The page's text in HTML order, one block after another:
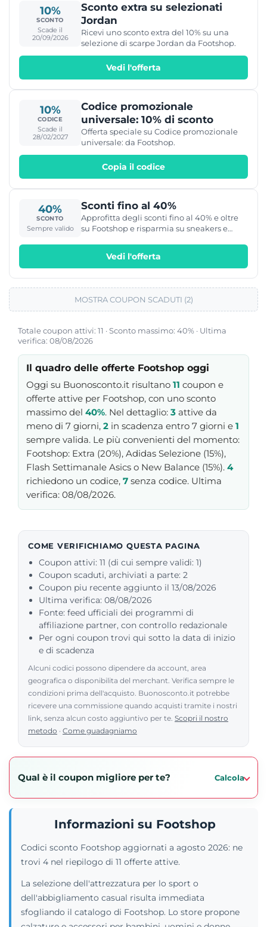
Qual è il coupon migliore per te? Calcola
Totale coupon attivi: 11 · Sconto massimo: 40% · Ultima
verifica: 08/08/2026
Il quadro delle offerte Footshop oggi
Oggi su Buonosconto.it risultano 11 coupon e
offerte attive per Footshop, con uno sconto
massimo del 40%. Nel dettaglio: 3 attive da
meno di 7 giorni, 2 in scadenza entro 7 giorni e 1
sempre valida. Le più convenienti del momento:
Footshop: Extra (20%), Adidas Selezione (15%),
Flash Settimanale Asics o New Balance (15%). 4
richiedono un codice, 7 senza codice. Ultima
verifica: 08/08/2026.
COME VERIFICHIAMO QUESTA PAGINA
Coupon attivi: 11 (di cui sempre validi: 1)
Coupon scaduti, archiviati a parte: 2
Coupon piu recente aggiunto il 13/08/2026
Ultima verifica: 08/08/2026
Fonte: feed ufficiali dei programmi di
affiliazione partner, con controllo redazionale
Per ogni coupon trovi qui sotto la data di inizio
e di scadenza
Alcuni codici possono dipendere da account, area
geografica o disponibilita del merchant. Verifica sempre le
condizioni prima dell'acquisto. Buonosconto.it potrebbe
ricevere una commissione quando acquisti tramite i nostri
link, senza alcun costo aggiuntivo per te. Scopri il nostro
metodo · Come guadagniamo
10%
SCONTO
Scade il
20/09/2026
Sconto extra su selezionati
Jordan
Ricevi uno sconto extra del 10% su una
selezione di scarpe Jordan da Footshop.
Vedi l'offerta
10%
CODICE
Scade il
28/02/2027
Codice promozionale
universale: 10% di sconto
Offerta speciale su Codice promozionale
universale: da Footshop.
Copia il codice
40%
SCONTO
Sempre valido
Sconti fino al 40%
Approfitta degli sconti fino al 40% e oltre
su Footshop e risparmia su sneakers e
brand presenti trovi Adidas, Nike. Puma,
Diadora, New Era, Champion e tante altre
ancora!
Vedi l'offerta
MOSTRA COUPON SCADUTI (2)
Informazioni su Footshop
Codici sconto Footshop aggiornati a agosto 2026: ne
trovi 4 nel riepilogo di 11 offerte attive.
La selezione dell'attrezzatura per lo sport o
dell'abbigliamento casual risulta immediata
sfogliando il catalogo di Footshop. Lo store propone